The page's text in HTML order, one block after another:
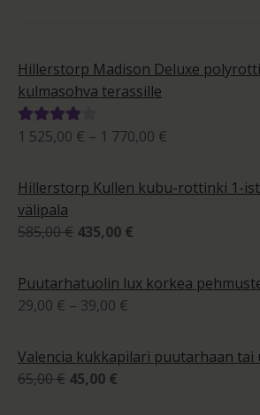
Hillerstorp Madison Deluxe
kulmasohva terassille
Arvostelu
1 525,00 € – 1 770,00 €
525,00 €
Hillerstorp Kullen kubu-rottinki 1-
välipala
585,00€ Alkuperäinen
oli:
585,00 €.
435,00 €
on:
Puutarhatuolin lux korkea
29,00 € – 39,00 €
-
39,00 €
Valencia kukkapilari puutarhaan tai
65,00€ Alkuperäinen
45,00 €